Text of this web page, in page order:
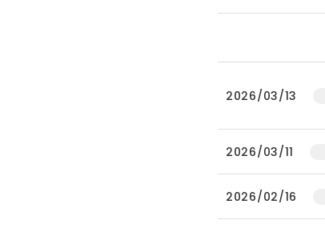
2026/03/13
2026/03/11
2026/02/16